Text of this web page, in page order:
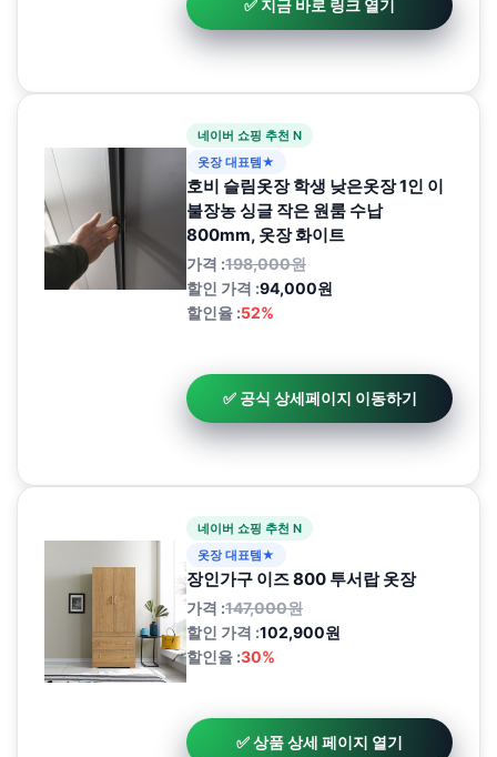
✅ 지금 바로 링크 열기
네이버 쇼핑 추천 N
옷장 대표템★
호비 슬림옷장 학생 낮은옷장 1인 이
불장농 싱글 작은 원룸 수납
800mm, 옷장 화이트
가격 :198,000원
할인 가격 :94,000원
할인율 :52%
✅ 공식 상세페이지 이동하기
네이버 쇼핑 추천 N
옷장 대표템★
장인가구 이즈 800 투서랍 옷장
가격 :147,000원
할인 가격 :102,900원
할인율 :30%
✅ 상품 상세 페이지 열기